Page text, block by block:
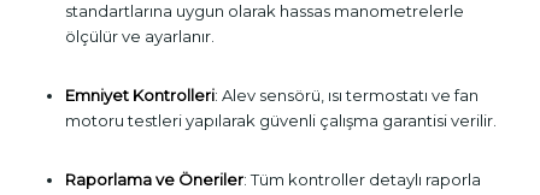
standartlarına uygun olarak hassas manometrelerle
ölçülür ve ayarlanır.
Emniyet Kontrolleri: Alev sensörü, ısı termostatı ve fan
motoru testleri yapılarak güvenli çalışma garantisi verilir.
Raporlama ve Öneriler: Tüm kontroller detaylı raporla